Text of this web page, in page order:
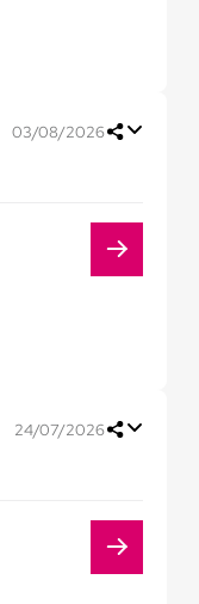
03/08/2026
24/07/2026